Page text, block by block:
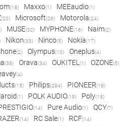
(18) Maxxo(1) MEEaudio(1)
(20) Microsoft(26) Motorola(24)
MUSE(32) MYPHONE(16) Naim(2)
Nikon(33) Ninco(5) Nokia(17)
(2) Olympus(10) Oneplus(4)
(38) Orava(34) OUKITEL (1) OZONE(5)
(4)
(15) Philips(284) PIONEER(18)
(1) POLK AUDIO(19) Poly(18)
(14) Pure Audio(1) QCY(7)
(14) RC Sale(1) RCF(14)